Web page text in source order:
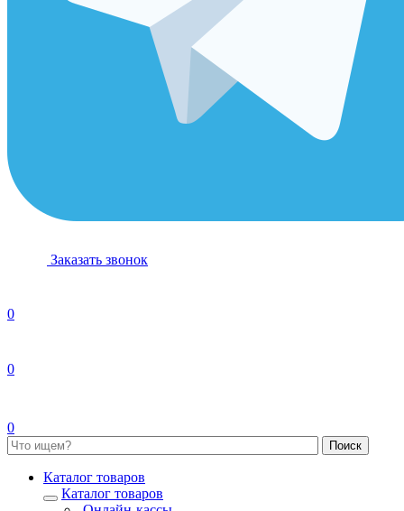
Заказать звонок
0
0
0
Каталог товаров
Каталог товаров